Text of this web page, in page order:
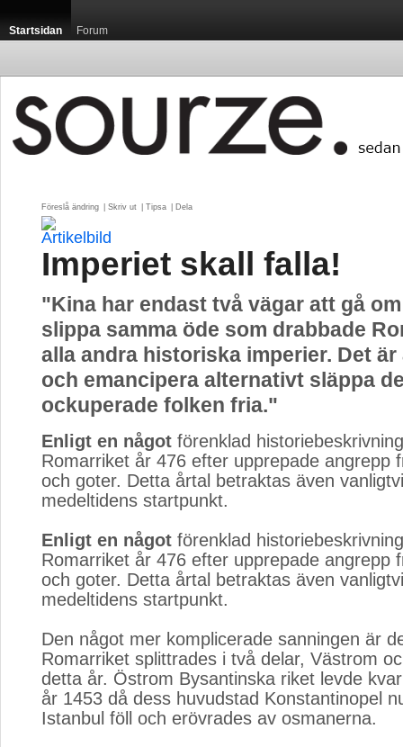
Startsidan Forum
Föreslå ändring Skriv ut Tipsa Dela
Imperiet skall falla!
"Kina har endast två vägar att gå
slippa samma öde som drabbade
alla andra historiska imperier. Det
och emancipera alternativt släppa
ockuperade folken fria."
Enligt en något förenklad
Romarriket år 476 efter upprepade angrepp
och goter. Detta årtal betraktas även
medeltidens startpunkt.
Enligt en något förenklad
Romarriket år 476 efter upprepade angrepp
och goter. Detta årtal betraktas även
medeltidens startpunkt.
Den något mer komplicerade sanningen är
Romarriket splittrades i två delar, Västrom
detta år. Östrom Bysantinska riket levde
år 1453 då dess huvudstad Konstantinopel
Istanbul föll och erövrades av osmanerna.